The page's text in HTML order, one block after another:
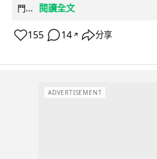
門...
閱讀全文
155 14 ↗ 分享
ADVERTISEMENT